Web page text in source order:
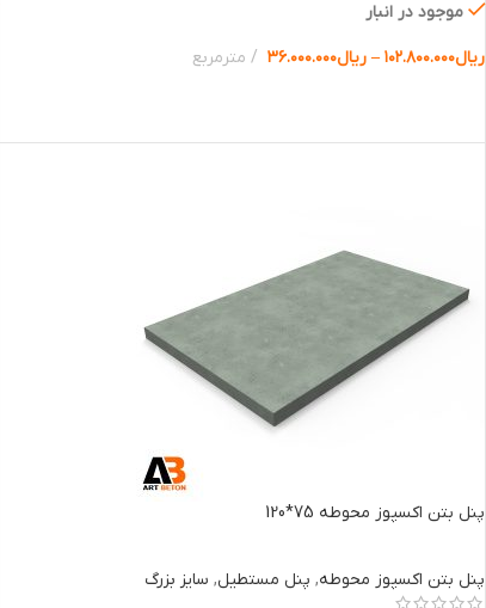
موجود در انبار
ریال۱۰۲.۸۰۰.۰۰۰ – ریال۳۶.۰۰۰.۰۰۰ مترمربع
پنل بتن اکسپوز محوطه 75*120
پنل بتن اکسپوز محوطه, پنل مستطیل, سایز بزرگ